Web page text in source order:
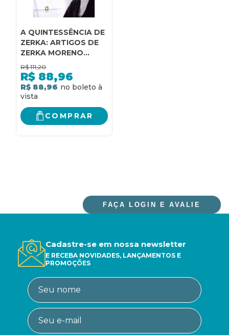
A QUINTESSÊNCIA DE
ZERKA: ARTIGOS DE
ZERKA MORENO
SOBRE PSICODRAMA,
SOCIOMETRIA E
PSICOTERAPIA DE
GRUPO
R$ 111,20
R$ 88,96
R$ 88,96
COMPRAR
FAÇA LOGIN E AVALIE
Cadastre-se em nossa newsletter
E RECEBA NOVIDADES, LANÇAMENTOS E
PROMOÇÕES